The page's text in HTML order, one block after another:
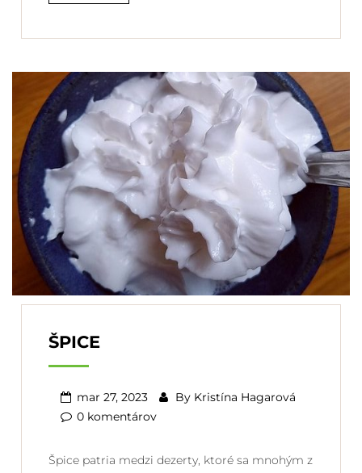
ŠPICE
mar 27, 2023 By Kristína Hagarová
0 komentárov
Špice patria medzi dezerty, ktoré sa mnohým z